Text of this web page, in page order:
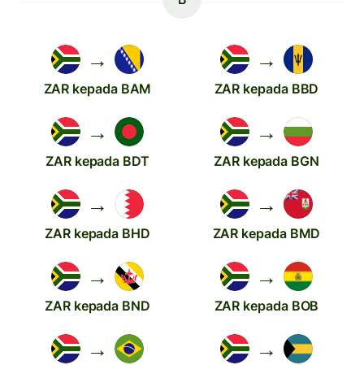
→
ZAR kepada BAM
→
ZAR kepada BBD
→
ZAR kepada BDT
→
ZAR kepada BGN
→
ZAR kepada BHD
→
ZAR kepada BMD
→
ZAR kepada BND
→
ZAR kepada BOB
→ →